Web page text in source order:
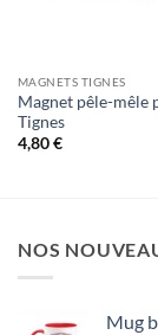
MAGNETS TIGNES
Magnet pêle-mêle
Tignes
4,80€
NOS
Mug